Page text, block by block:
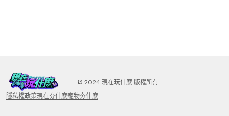
©️ 2024 現在玩什麼 版權所有.
隱私權政策現在夯什麼寵物夯什麼